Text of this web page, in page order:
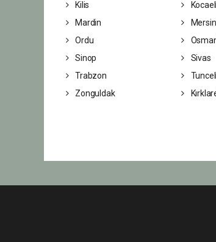
Kilis
Kocaeli
Mardin
Mersin
Ordu
Sinop
Sivas
Trabzon
Tunceli
Zonguldak